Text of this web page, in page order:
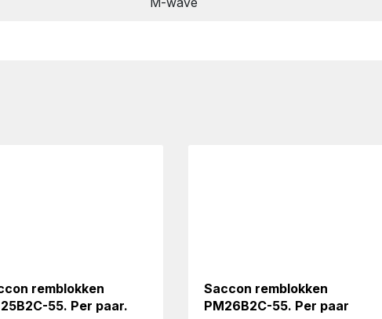
remblokken
55. Per paar.
Saccon remblokken
PM26B2C-55. Per paar